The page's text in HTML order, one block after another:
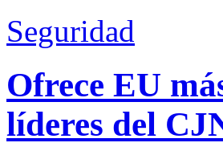
Seguridad
Ofrece EU
líderes del